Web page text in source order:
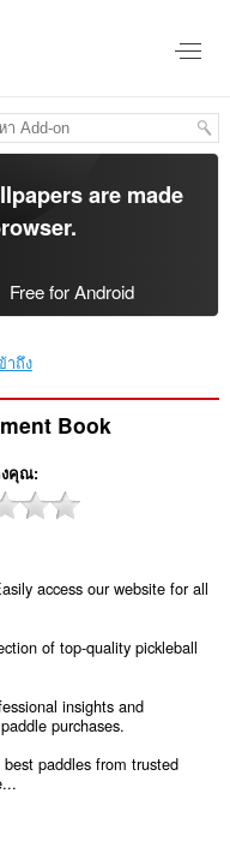
are made
.
Free for Android
าถึง
Book
คุณ
access our website for all
of top-quality pickleball
insights and
purchases.
paddles from trusted